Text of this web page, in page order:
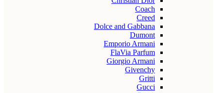
Coach
Creed
Dolce and Gabbana
Dumont
Emporio Armani
FlaVia Parfum
Giorgio Armani
Givenchy
Gritti
Gucci